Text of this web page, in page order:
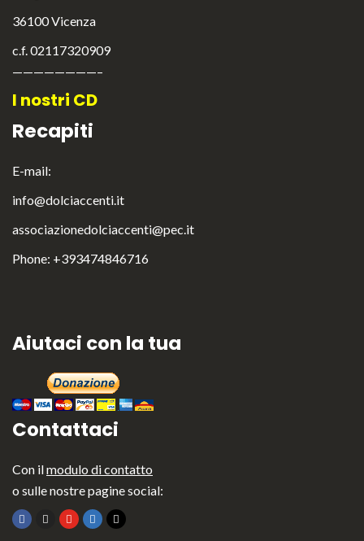
36100 Vicenza
c.f. 02117320909
————————–
I nostri CD
Recapiti
E-mail:
info@dolciaccenti.it
associazionedolciaccenti@pec.it
Phone: +393474846716
Aiutaci con la tua
Contattaci
Con ilmodulo di contatto
o sulle nostre pagine social:
Italiano